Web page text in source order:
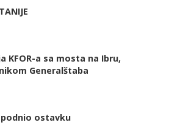
KFOR-a sa mosta na Ibru,
Generalštaba
ostavku